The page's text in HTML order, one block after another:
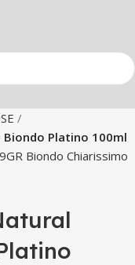
Biondo Platino 100ml